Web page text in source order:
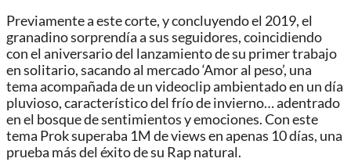
Previamente a este corte, y concluyendo el 2019, el
granadino sorprendía a sus seguidores, coincidiendo
con el aniversario del lanzamiento de su primer trabajo
en solitario, sacando al mercado ‘Amor al peso’, una
tema acompañada de un videoclip ambientado en un día
pluvioso, característico del frío de invierno… adentrado
en el bosque de sentimientos y emociones. Con este
tema Prok superaba 1M de views en apenas 10 días, una
prueba más del éxito de su Rap natural.